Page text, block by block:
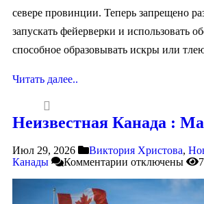
севере провинции. Теперь запрещено
запускать фейерверки и использовать
способное образовывать искры или
Читать далее..
Неизвестная Канада :
Июл 29, 2026 Виктория Христова,
Канады
Комментарии отключены